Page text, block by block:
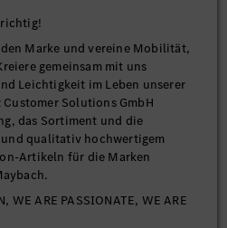
richtig!
Marke und vereine Mobilität,
gemeinsam mit uns
Leichtigkeit im Leben unserer
Solutions GmbH
das Sortiment und die
qualitativ hochwertigem
Artikeln für die Marken
WE ARE PASSIONATE, WE ARE